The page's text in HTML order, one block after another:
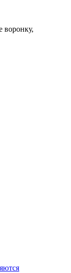
воронку,